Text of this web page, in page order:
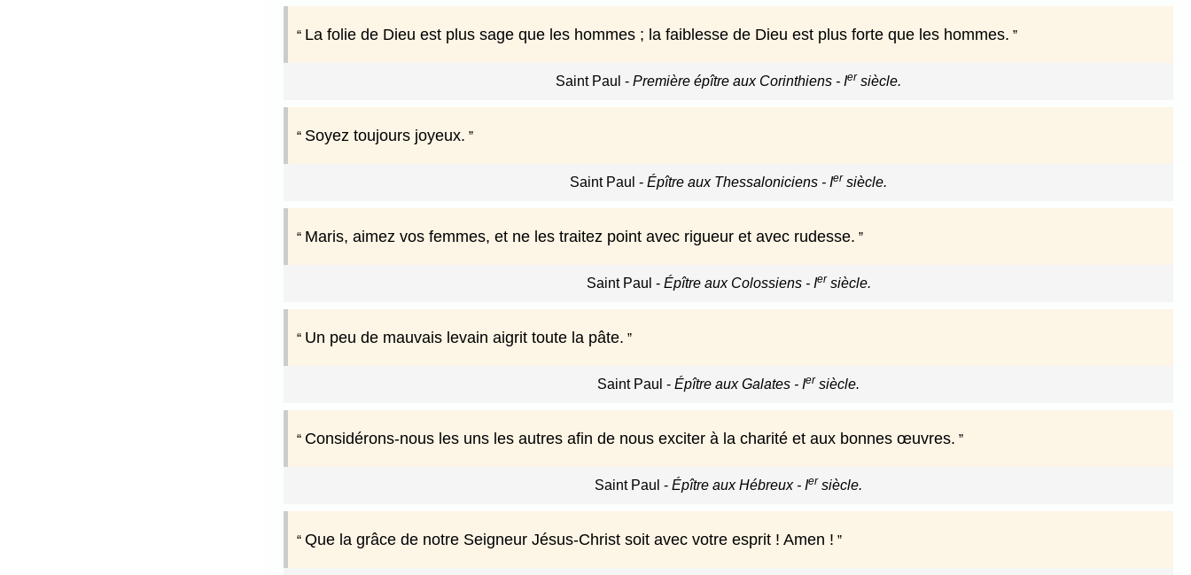
La folie de Dieu est plus sage que les hommes ; la faiblesse de Dieu est plus forte que les hommes.
Saint Paul - Première épître aux Corinthiens - Ier siècle.
Soyez toujours joyeux.
Saint Paul - Épître aux Thessaloniciens - Ier siècle.
Maris, aimez vos femmes, et ne les traitez point avec rigueur et avec rudesse.
Saint Paul - Épître aux Colossiens - Ier siècle.
Un peu de mauvais levain aigrit toute la pâte.
Saint Paul - Épître aux Galates - Ier siècle.
Considérons-nous les uns les autres afin de nous exciter à la charité et aux bonnes œuvres.
Saint Paul - Épître aux Hébreux - Ier siècle.
Que la grâce de notre Seigneur Jésus-Christ soit avec votre esprit ! Amen !